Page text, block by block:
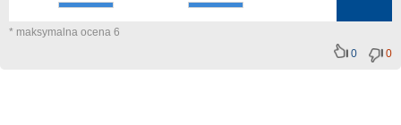
* maksymalna ocena 6
0
0